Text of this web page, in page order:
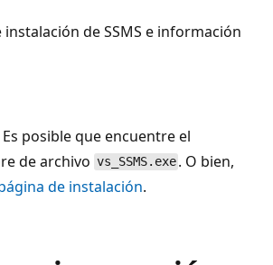
de SSMS e información
posible que encuentre el
de archivo vs_SSMS.exe . O bien,
de instalación.